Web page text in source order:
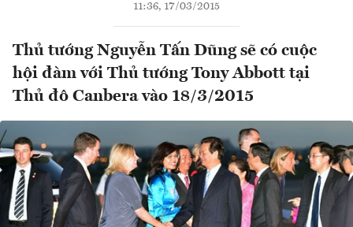
11:36, 17/03/2015
Thủ tướng Nguyễn Tấn Dũng sẽ có cuộc
hội đàm với Thủ tướng Tony Abbott tại
Thủ đô Canbera vào 18/3/2015